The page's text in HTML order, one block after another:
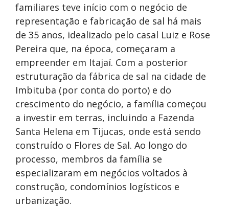
familiares teve início com o negócio de
representação e fabricação de sal há mais
de 35 anos, idealizado pelo casal Luiz e Rose
Pereira que, na época, começaram a
empreender em Itajaí. Com a posterior
estruturação da fábrica de sal na cidade de
Imbituba (por conta do porto) e do
crescimento do negócio, a família começou
a investir em terras, incluindo a Fazenda
Santa Helena em Tijucas, onde está sendo
construído o Flores de Sal. Ao longo do
processo, membros da família se
especializaram em negócios voltados à
construção, condomínios logísticos e
urbanização.